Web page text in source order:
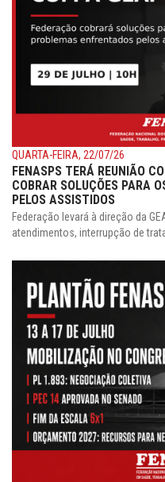
QUARTA-FEIRA, 22/07/26
FENASPS TERÁ REUNIÃO
COBRAR SOLUÇÕES PARA
PELOS ASSISTIDOS
Federação levará à direção da
atendimentos, interrupção de